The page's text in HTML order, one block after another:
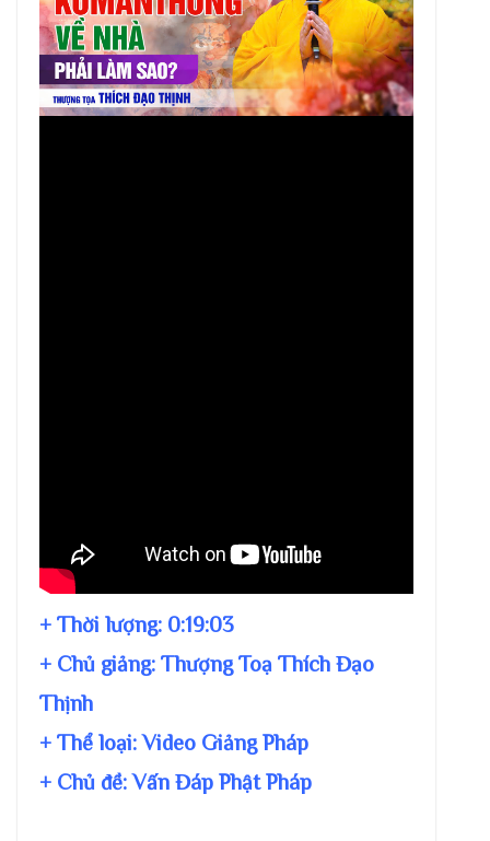
+ Thời lượng: 0:19:03
+ Chủ giảng: Thượng Toạ Thích Đạo
Thịnh
+ Thể loại: Video Giảng Pháp
+ Chủ đề:Vấn Đáp Phật Pháp